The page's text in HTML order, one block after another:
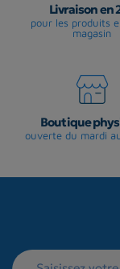
Livraison en
pour les produits
magasin
Boutique
ouverte du mardi